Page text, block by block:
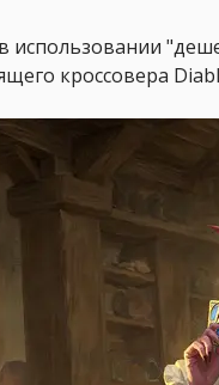
кроссовера